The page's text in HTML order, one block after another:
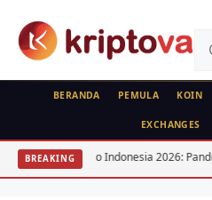
BERANDA PEMULA KOIN
EXCHANGES
BREAKING
Kripto Indonesia 2026: Panduan
KOIN
TomoChain (TOMO)